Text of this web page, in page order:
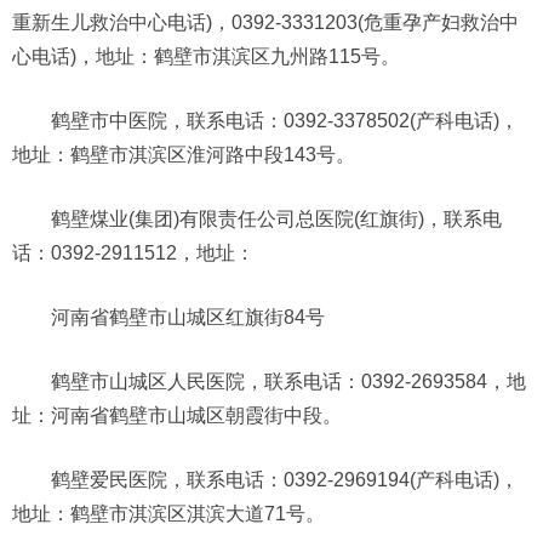
重新生儿救治中心电话)，0392-3331203(危重孕产妇救治中
心电话)，地址：鹤壁市淇滨区九州路115号。
鹤壁市中医院，联系电话：0392-3378502(产科电话)，
地址：鹤壁市淇滨区淮河路中段143号。
鹤壁煤业(集团)有限责任公司总医院(红旗街)，联系电
话：0392-2911512，地址：
河南省鹤壁市山城区红旗街84号
鹤壁市山城区人民医院，联系电话：0392-2693584，地
址：河南省鹤壁市山城区朝霞街中段。
鹤壁爱民医院，联系电话：0392-2969194(产科电话)，
地址：鹤壁市淇滨区淇滨大道71号。